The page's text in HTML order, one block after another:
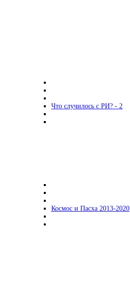
Что случилось с РИ? - 2
Космос и Пасха 2013-2020